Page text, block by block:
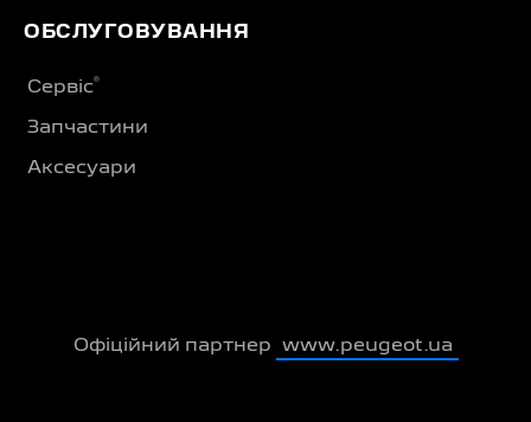
ОБСЛУГОВУВАННЯ
Сервіс®
Запчастини
Аксесуари
Офіційний партнер www.peugeot.ua